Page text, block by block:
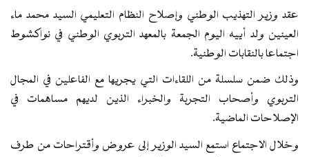
عقد وزير التهذيب الوطني وإصلاح النظام التعليمي السيد محمد ماء
العينين ولد أييه اليوم الجمعة بالمعهد التربوي الوطني في نواكشوط
اجتماعا بالنقابات الوطنية.
وذلك ضمن سلسلة من اللقاءات التي يجريها مع الفاعلين في المجال
التربوي وأصحاب التجربة والخبراء الذين لديهم مساهمات في
الإصلاحات الماضية.
وخلال الاجتماع استمع السيد الوزير إلى عروض وأقتراحات من طرف